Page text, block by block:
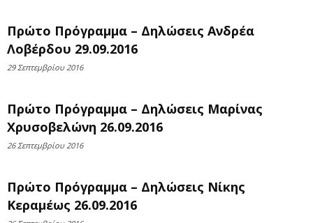
Πρώτο Πρόγραμμα – Δηλώσεις Ανδρέα
Λοβέρδου 29.09.2016
29 Σεπτεμβρίου 2016
Πρώτο Πρόγραμμα – Δηλώσεις Μαρίνας
Χρυσοβελώνη 26.09.2016
26 Σεπτεμβρίου 2016
Πρώτο Πρόγραμμα – Δηλώσεις Νίκης
Κεραμέως 26.09.2016